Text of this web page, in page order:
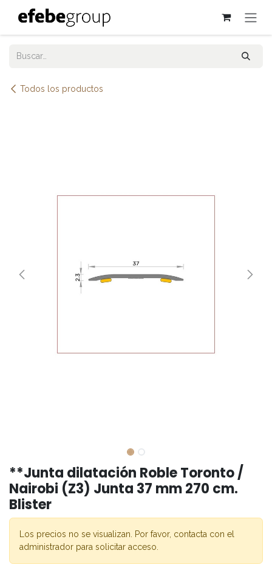
Ir al contenido
Todos los productos
**Junta dilatación Roble Toronto /
Nairobi (Z3) Junta 37 mm 270 cm.
Blister
Los precios no se visualizan. Por favor, contacta con el
administrador para solicitar acceso.